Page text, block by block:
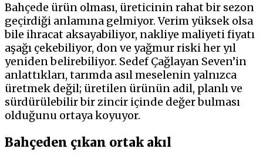
Bahçede ürün olması, üreticinin rahat bir sezon
geçirdiği anlamına gelmiyor. Verim yüksek olsa
bile ihracat aksayabiliyor, nakliye maliyeti fiyatı
aşağı çekebiliyor, don ve yağmur riski her yıl
yeniden belirebiliyor. Sedef Çağlayan Seven’in
anlattıkları, tarımda asıl meselenin yalnızca
üretmek değil; üretilen ürünün adil, planlı ve
sürdürülebilir bir zincir içinde değer bulması
olduğunu ortaya koyuyor.
Bahçeden çıkan ortak akıl